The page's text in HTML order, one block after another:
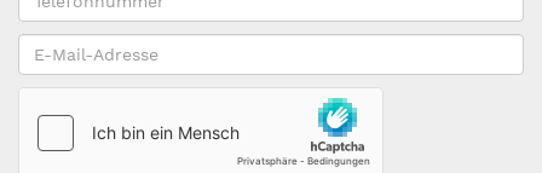
Nachname
*E-
Mail-
Adresse